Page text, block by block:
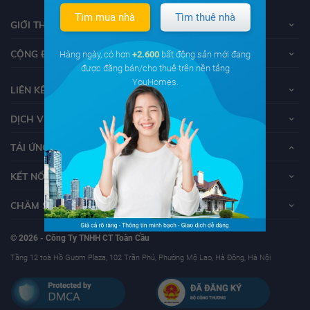
GIỚI THIỆU VỀ YOUHOMES
CỘNG ĐỒNG YOUHOMERS
LIÊN KẾT
DỊCH VỤ KHÁCH HÀNG
TẢI ỨNG DỤNG YOUHOMES
KẾT NỐI VỚI YOUHOMES
CHĂM SÓC KHÁCH HÀNG
© 2026 - Công Ty TNHH CT Toàn Cầu
Tầng 12 toà Hồ Gươm Plaza, 102 Trần Phú, Phường Mộ Lao, Hà Đông, Hà Nội
Tìm mua nhà Tìm thuê nhà
Hàng ngày, có hơn +2.600 bất động sản mới đang
được đăng bán/cho thuê trên nền tảng
YouHomes.